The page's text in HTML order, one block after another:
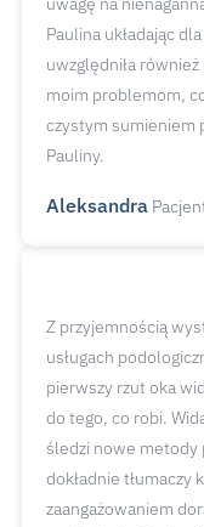
Paulina układając
uwzględniła
moim problemom,
czystym sumieniem
Pauliny.
Aleksandra
Z przyjemnością
usługach
pierwszy rzut oka
do tego, co robi.
śledzi nowe metody
dokładnie tłumaczy
zaangażowaniem